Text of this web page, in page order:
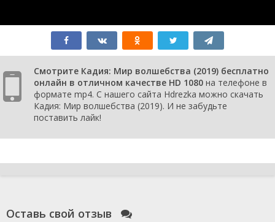
Смотрите Кадия: Мир волшебства (2019) бесплатно
онлайн в отличном качестве HD 1080 на телефоне в
формате mp4. С нашего сайта Hdrezka можно скачать
Кадия: Мир волшебства (2019). И не забудьте
поставить лайк!
Оставь свой отзыв